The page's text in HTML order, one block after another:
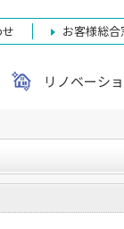
お客様総合
リノベーシ